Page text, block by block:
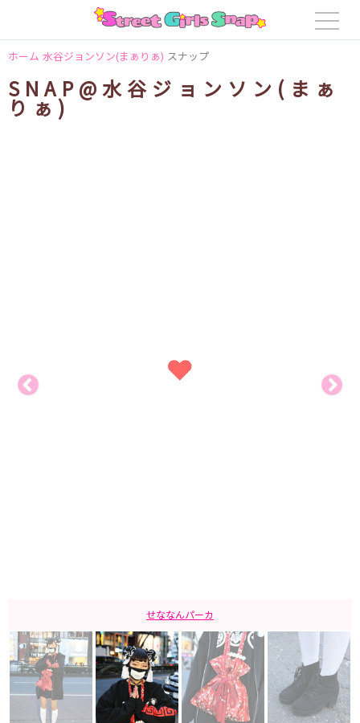
ホーム 水谷ジョンソン(まぁりぁ) スナップ
SNAP@水谷ジョンソン(まぁ
りぁ)
せななんパーカ